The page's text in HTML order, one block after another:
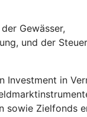
Gewässer,
und der
in